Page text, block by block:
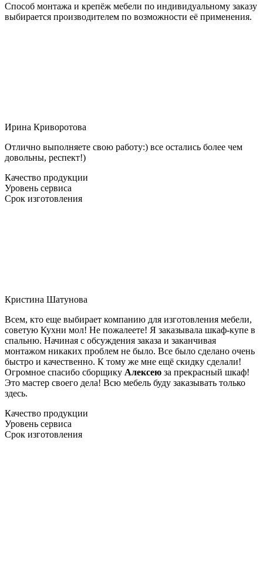
Способ монтажа и крепёж мебели по индивидуальному заказу
выбирается производителем по возможности её применения.
Ирина Криворотова
Отлично выполняете свою работу:) все остались более чем
довольны, респект!)
Качество продукции
Уровень сервиса
Срок изготовления
Кристина Шатунова
Всем, кто еще выбирает компанию для изготовления мебели,
советую Кухни мол! Не пожалеете! Я заказывала шкаф-купе в
спальню. Начиная с обсуждения заказа и заканчивая
монтажом никаких проблем не было. Все было сделано очень
быстро и качественно. К тому же мне ещё скидку сделали!
Огромное спасибо сборщику Алексею за прекрасный шкаф!
Это мастер своего дела! Всю мебель буду заказывать только
здесь.
Качество продукции
Уровень сервиса
Срок изготовления